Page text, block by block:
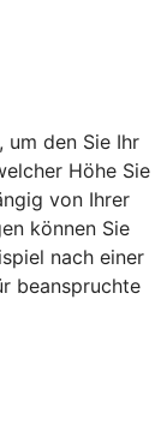
den Sie Ihr
Höhe Sie
von Ihrer
können Sie
nach einer
beanspruchte